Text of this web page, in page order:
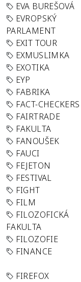
EVA BUREŠOVÁ
EVROPSKÝ
PARLAMENT
EXIT TOUR
EXMUSLIMKA
EXOTIKA
EYP
FABRIKA
FACT-CHECKERS
FAIRTRADE
FAKULTA
FANOUŠEK
FAUCI
FEJETON
FESTIVAL
FIGHT
FILM
FILOZOFICKÁ
FAKULTA
FILOZOFIE
FINANCE
FIREFOX